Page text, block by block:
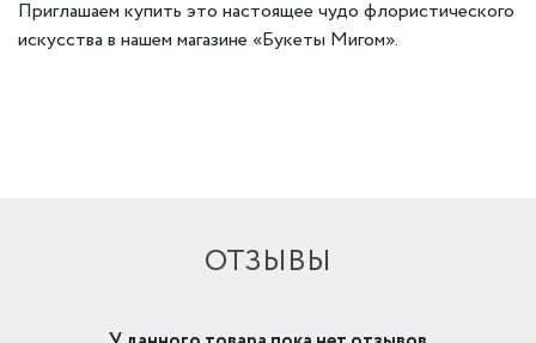
Приглашаем купить это настоящее чудо флористического
искусства в нашем магазине «Букеты Мигом».
ОТЗЫВЫ